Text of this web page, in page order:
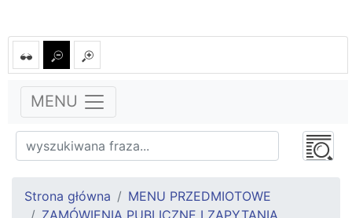
MENU
Strona główna
MENU PRZEDMIOTOWE